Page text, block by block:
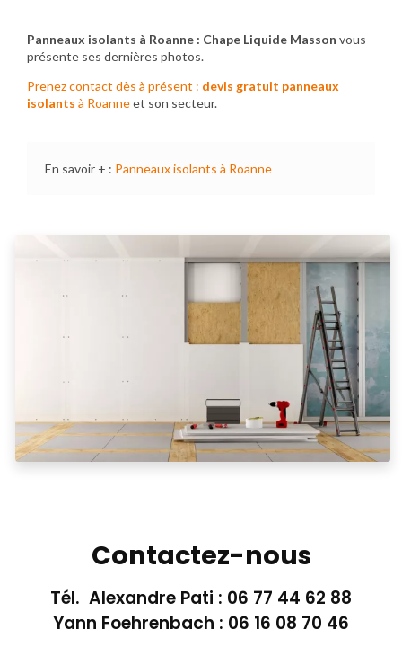
Panneaux isolants à Roanne : Chape Liquide Masson vous
présente ses dernières photos.
Prenez contact dès à présent : devis gratuit panneaux
isolants à Roanneet son secteur.
En savoir + : Panneaux isolants à Roanne
Contactez-nous
Tél. Alexandre Pati : 06 77 44 62 88
Yann Foehrenbach : 06 16 08 70 46